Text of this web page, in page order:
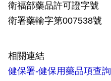
衛福部藥品許可證字號
衛署藥輸字第007538號
相關連結
健保署-健保用藥品項查詢